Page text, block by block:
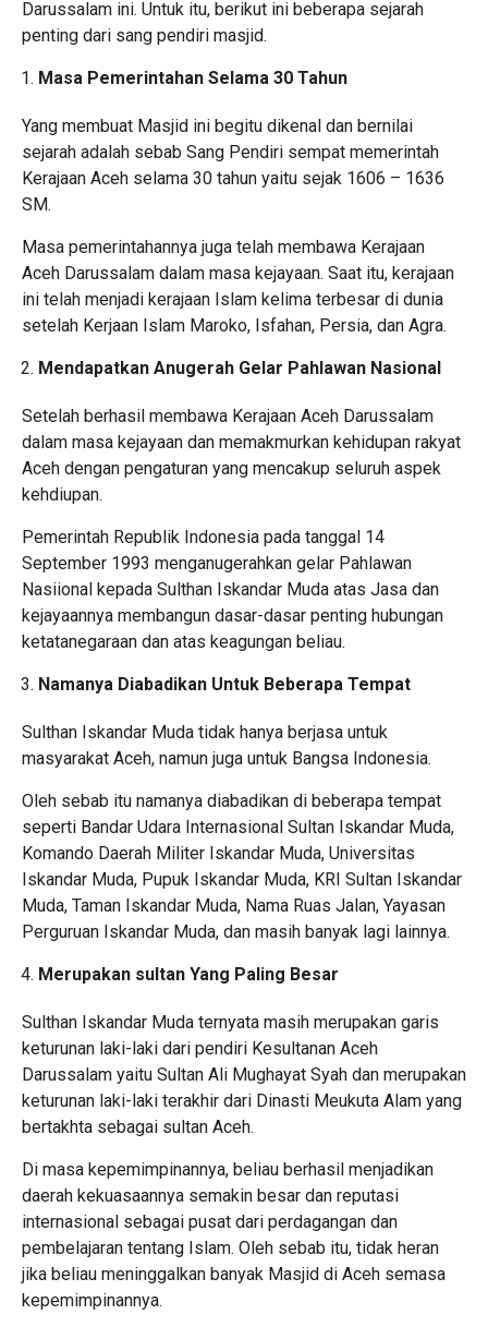
Darussalam ini. Untuk itu, berikut ini beberapa sejarah
penting dari sang pendiri masjid.
Masa Pemerintahan Selama 30 Tahun
Yang membuat Masjid ini begitu dikenal dan bernilai
sejarah adalah sebab Sang Pendiri sempat memerintah
Kerajaan Aceh selama 30 tahun yaitu sejak 1606 – 1636
SM.
Masa pemerintahannya juga telah membawa Kerajaan
Aceh Darussalam dalam masa kejayaan. Saat itu, kerajaan
ini telah menjadi kerajaan Islam kelima terbesar di dunia
setelah Kerjaan Islam Maroko, Isfahan, Persia, dan Agra.
Mendapatkan Anugerah Gelar Pahlawan Nasional
Setelah berhasil membawa Kerajaan Aceh Darussalam
dalam masa kejayaan dan memakmurkan kehidupan rakyat
Aceh dengan pengaturan yang mencakup seluruh aspek
kehdiupan.
Pemerintah Republik Indonesia pada tanggal 14
September 1993 menganugerahkan gelar Pahlawan
Nasiional kepada Sulthan Iskandar Muda atas Jasa dan
kejayaannya membangun dasar-dasar penting hubungan
ketatanegaraan dan atas keagungan beliau.
Namanya Diabadikan Untuk Beberapa Tempat
Sulthan Iskandar Muda tidak hanya berjasa untuk
masyarakat Aceh, namun juga untuk Bangsa Indonesia.
Oleh sebab itu namanya diabadikan di beberapa tempat
seperti Bandar Udara Internasional Sultan Iskandar Muda,
Komando Daerah Militer Iskandar Muda, Universitas
Iskandar Muda, Pupuk Iskandar Muda, KRI Sultan Iskandar
Muda, Taman Iskandar Muda, Nama Ruas Jalan, Yayasan
Perguruan Iskandar Muda, dan masih banyak lagi lainnya.
Merupakan sultan Yang Paling Besar
Sulthan Iskandar Muda ternyata masih merupakan garis
keturunan laki-laki dari pendiri Kesultanan Aceh
Darussalam yaitu Sultan Ali Mughayat Syah dan merupakan
keturunan laki-laki terakhir dari Dinasti Meukuta Alam yang
bertakhta sebagai sultan Aceh.
Di masa kepemimpinannya, beliau berhasil menjadikan
daerah kekuasaannya semakin besar dan reputasi
internasional sebagai pusat dari perdagangan dan
pembelajaran tentang Islam. Oleh sebab itu, tidak heran
jika beliau meninggalkan banyak Masjid di Aceh semasa
kepemimpinannya.